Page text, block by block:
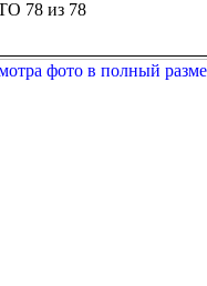
78 из 78